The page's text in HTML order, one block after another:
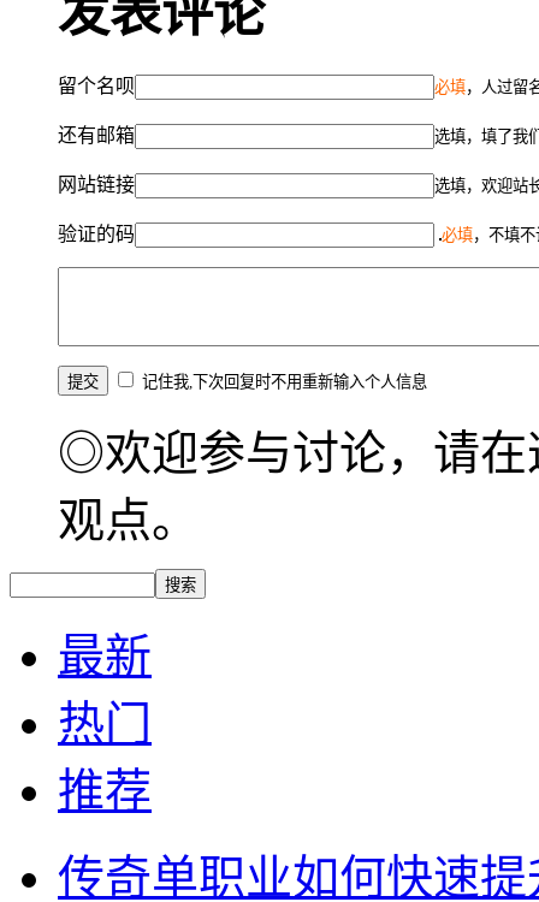
发表评论
留个名呗 必填，人过留
还有邮箱 选填，填了我
网站链接 选填，欢迎站
验证的码 必填，不填
记住我,下次回复时不用重新输入个人信息
◎欢迎参与讨论，请在
观点。
最新
热门
推荐
传奇单职业如何快速